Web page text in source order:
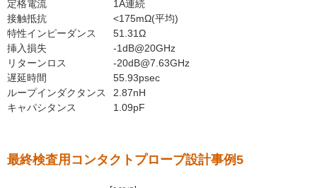
定格電流
1A連続
接触抵抗
<175mΩ(平均)
特性インピーダンス
51.31Ω
挿入損失
-1dB@20GHz
リターンロス
-20dB@7.63GHz
遅延時間
55.93psec
ループインダクタンス
2.87nH
キャパシタンス
1.09pF
最終検査用コンタクトプローブ設計事例5